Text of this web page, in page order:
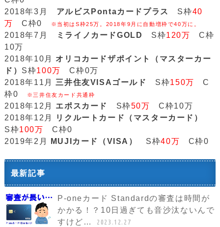
2018年3月 アルビスPontaカードプラス S枠40
万 C枠0 ※当初はS枠25万。2018年9月に自動増枠で40万に。
2018年7月 ミライノカードGOLD S枠120万 C枠
10万
2018年10月 オリコカードザポイント（マスターカー
ド） S枠100万
C枠0万
2018年11月 三井住友VISAゴールド S枠150万
C
枠0
※三井住友カード共通枠
2018年12月 エポスカード S枠50万 C枠10万
2018年12月
リクルートカード（マスターカード）
S枠100万 C枠0
2019年2月
MUJIカード（VISA） S枠40万 C枠0
最新記事
P-oneカード Standardの審査は時間が
かかる！？10日過ぎても音沙汰ないんで
すけど…
2023.12.27